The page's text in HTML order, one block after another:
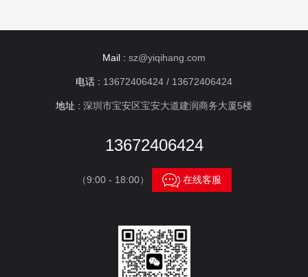
Mail : sz@yiqihang.com
电话 : 13672406424 / 13672406424
地址 : 深圳市宝安区宝安大道建润商务大厦5楼
13672406424
（9:00 - 18:00） 在线客服